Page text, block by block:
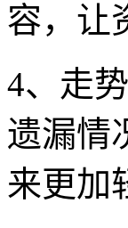
容，让
4、走
遗漏情
来更加